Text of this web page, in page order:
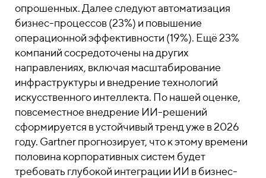
опрошенных. Далее следуют автоматизация
бизнес-процессов (23%) и повышение
операционной эффективности (19%). Ещё 23%
компаний сосредоточены на других
направлениях, включая масштабирование
инфраструктуры и внедрение технологий
искусственного интеллекта. По нашей оценке,
повсеместное внедрение ИИ-решений
сформируется в устойчивый тренд уже в 2026
году. Gartner прогнозирует, что к этому времени
половина корпоративных систем будет
требовать глубокой интеграции ИИ в бизнес-